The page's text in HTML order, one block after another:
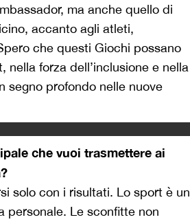
ma anche quello di
accanto agli atleti,
che questi Giochi possano
forza dell’inclusione e nella
segno profondo nelle nuove
che vuoi trasmettere ai
solo con i risultati. Lo sport è un
personale. Le sconfitte non